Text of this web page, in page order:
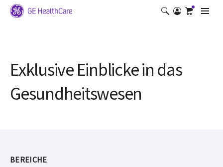
Exklusive Einblicke in das
Gesundheitswesen
BEREICHE